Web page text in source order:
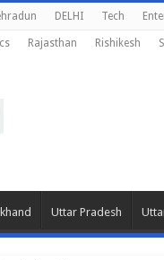
DELHI Tech
Rajasthan Rishikesh
Uttar Pradesh